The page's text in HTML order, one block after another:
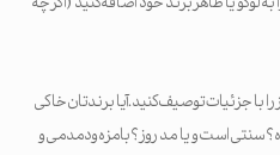
با جزئیات توصیف کنید. آیا برندتان خاکی
سنتی است و یا مد روز؟ بامزه و دمدمی و